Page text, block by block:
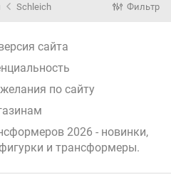
Schleich Фильтр
сайта
по сайту
2026 - новинки,
и трансформеры.